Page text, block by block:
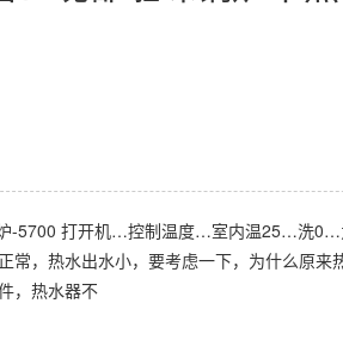
-5700 打开机…控制温度…室内温25…洗0…
常，热水出水小，要考虑一下，为什么原来
，热水器不